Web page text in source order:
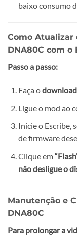
baixo consumo
Como Atualizar
DNA80C com o
Passo a passo:
Faça o
Ligue o mod ao
Inicie o Escribe,
de firmware
Clique em
não desligue o
Manutenção e
DNA80C
Para prolongar a